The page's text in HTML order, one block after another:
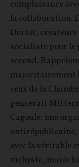
complaisance
la collaboration.
Doriot,
socialiste pour le
second.
majoritairement
ceux de la
penserait
Cagoule, une
antirépublicaine,
avec la véritable
vichyste,